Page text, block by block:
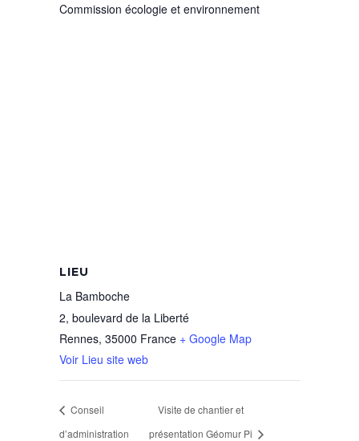
Commission écologie et environnement
LIEU
La Bamboche
2, boulevard de la Liberté
Rennes, 35000 France + Google Map
Voir Lieu site web
Conseil
d’administration
Visite de chantier et
présentation Géomur Pi